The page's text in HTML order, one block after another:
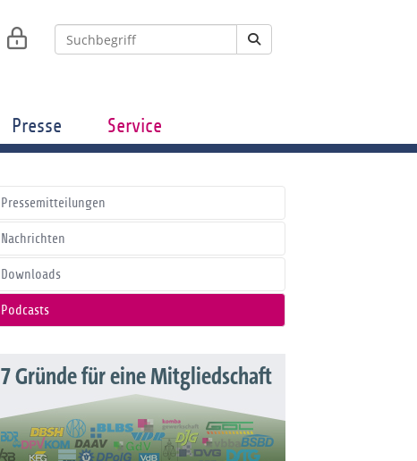
Presse Service
Pressemitteilungen
Nachrichten
Downloads
Podcasts
7 Gründe für eine Mitgliedschaft